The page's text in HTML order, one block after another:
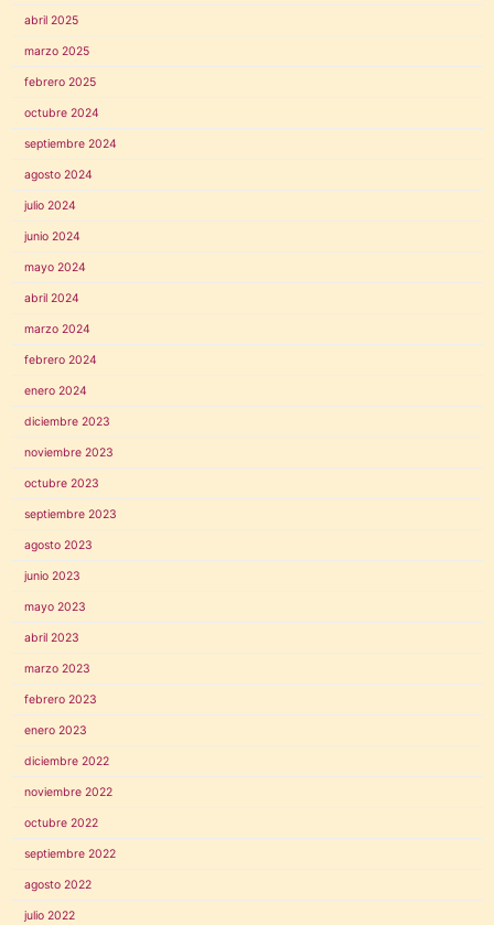
abril 2025
marzo 2025
febrero 2025
octubre 2024
septiembre 2024
agosto 2024
julio 2024
junio 2024
mayo 2024
abril 2024
marzo 2024
febrero 2024
enero 2024
diciembre 2023
noviembre 2023
octubre 2023
septiembre 2023
agosto 2023
junio 2023
mayo 2023
abril 2023
marzo 2023
febrero 2023
enero 2023
diciembre 2022
noviembre 2022
octubre 2022
septiembre 2022
agosto 2022
julio 2022